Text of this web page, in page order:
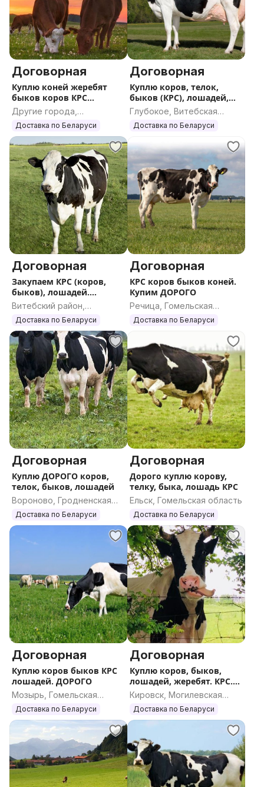
Договорная
Куплю коней жеребят
быков коров КРС
ДОРОГО
Другие города,
Гомельская область
Доставка по Беларуси
Договорная
Куплю коров, телок,
быков (КРС), лошадей,
жеребят
Глубокое, Витебская
область
Доставка по Беларуси
Договорная
Закупаем КРС (коров,
быков), лошадей.
ДОРОГО
Витебский район,
Витебская область
Доставка по Беларуси
Договорная
КРС коров быков коней.
Купим ДОРОГО
Речица, Гомельская
область
Доставка по Беларуси
Договорная
Куплю ДОРОГО коров,
телок, быков, лошадей
Вороново, Гродненская
область
Доставка по Беларуси
Договорная
Дорого куплю корову,
телку, быка, лошадь КРС
Ельск, Гомельская область
Доставка по Беларуси
Договорная
Куплю коров быков КРС
лошадей. ДОРОГО
Мозырь, Гомельская
область
Доставка по Беларуси
Договорная
Куплю коров, быков,
лошадей, жеребят. КРС.
ДОРОГО
Кировск, Могилевская
область
Доставка по Беларуси